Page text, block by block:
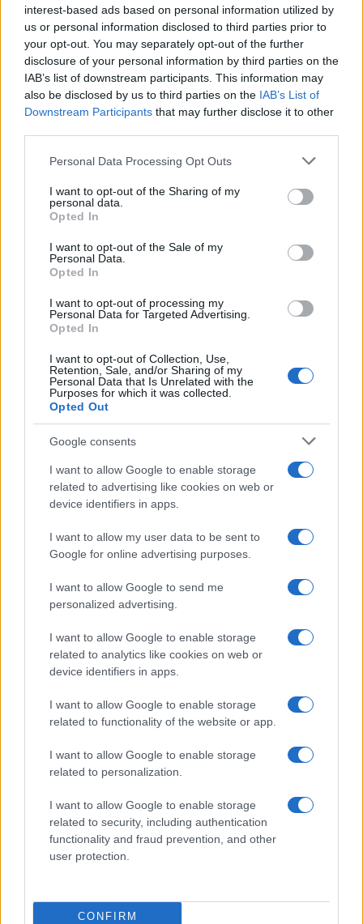
interest-based ads based on personal information utilized by
us or personal information disclosed to third parties prior to
your opt-out. You may separately opt-out of the further
disclosure of your personal information by third parties on the
IAB’s list of downstream participants. This information may
also be disclosed by us to third parties on the IAB’s List of
Downstream Participants that may further disclose it to other
Please note that this website/app uses one or more Google
not limited to your visit or usage behaviour. You may click to
grant or deny consent to Google and its third-party tags to
use your data for below specified purposes in below Google
consent section.
Personal Data Processing Opt Outs
I want to opt-out of the Sharing of my
personal data.
Opted In
I want to opt-out of the Sale of my
Personal Data.
Opted In
I want to opt-out of processing my
Personal Data for Targeted Advertising.
Opted In
I want to opt-out of Collection, Use,
Retention, Sale, and/or Sharing of my
Personal Data that Is Unrelated with the
Purposes for which it was collected.
Opted Out
Google consents
I want to allow Google to enable storage
related to advertising like cookies on web or
device identifiers in apps.
I want to allow my user data to be sent to
Google for online advertising purposes.
I want to allow Google to send me
personalized advertising.
I want to allow Google to enable storage
related to analytics like cookies on web or
device identifiers in apps.
I want to allow Google to enable storage
related to functionality of the website or app.
I want to allow Google to enable storage
related to personalization.
I want to allow Google to enable storage
related to security, including authentication
functionality and fraud prevention, and other
user protection.
CONFIRM
scarpe, i tocchi neon rappresentano la novità più
audace per chi vuole davvero lasciare il segno.
Quindi, preparati a fare spazio nel tuo guardaroba e
a dare il benvenuto a questi colori straordinari. La
stagione autunno-inverno 2025-2026 promette di
essere tutto fuorché noiosa!Sei pronta a fare
colpo?
Staff
Continua a leggere
BELLEZZA